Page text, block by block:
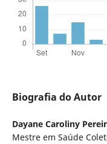
Biografia do Autor
Dayane Caroliny
Mestre em Saúde